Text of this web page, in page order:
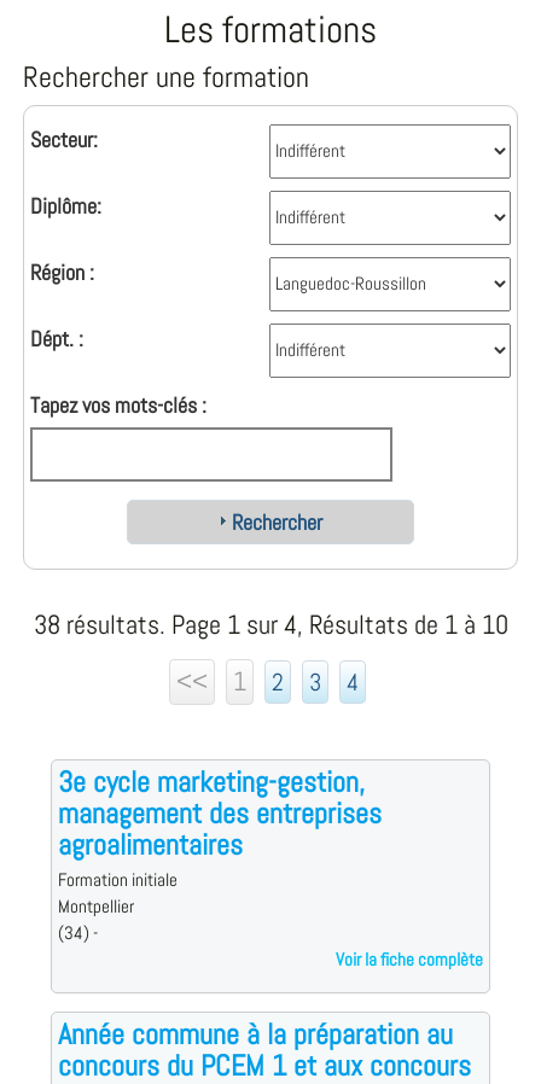
Les formations
Rechercher une formation
Secteur:
Diplôme:
Région :
Dépt. :
Tapez vos mots-clés :
Rechercher
38 résultats. Page 1 sur 4, Résultats de 1 à 10
<<
1 2 3 4
3e cycle marketing-gestion,
management des entreprises
agroalimentaires
Formation initiale
Montpellier
(34) -
Voir la fiche complète
Année commune à la préparation au
concours du PCEM 1 et aux concours